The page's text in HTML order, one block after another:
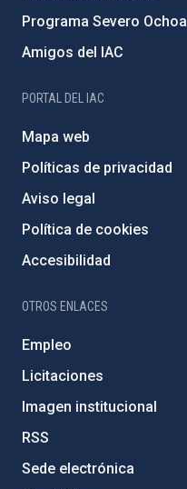
Programa Severo Ochoa
Amigos del IAC
PORTAL DEL IAC
Mapa web
Políticas de privacidad
Aviso legal
Política de cookies
Accesibilidad
OTROS ENLACES
Empleo
Licitaciones
Imagen institucional
RSS
Sede electrónica